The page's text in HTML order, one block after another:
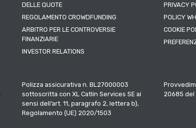
DELLE QUOTE
REGOLAMENTO CROWDFUNDING
ARBITRO PER LE CONTROVERSIE
FINANZIARIE
INVESTOR RELATIONS
PRIVACY
POLICY
COOKIE
Polizza assicurativa n. BL27000003
sottoscritta con XL Catlin Services SE ai
sensi dell’art. 11, paragrafo 2, lettera b),
Regolamento (UE) 2020/1503
20685 del